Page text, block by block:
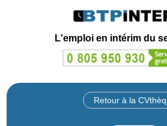
L'emploi en intérim du
Retour à la